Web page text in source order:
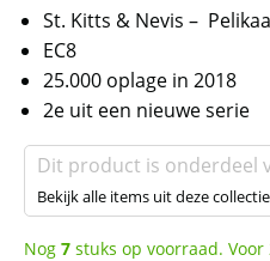
St. Kitts & Nevis –
EC8
25.000 oplage in 2018
2e uit een nieuwe serie
Dit product is onderdeel
Bekijk alle items uit deze
Nog 7 stuks op voorraad.